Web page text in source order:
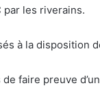
par les riverains.
à la disposition
faire preuve